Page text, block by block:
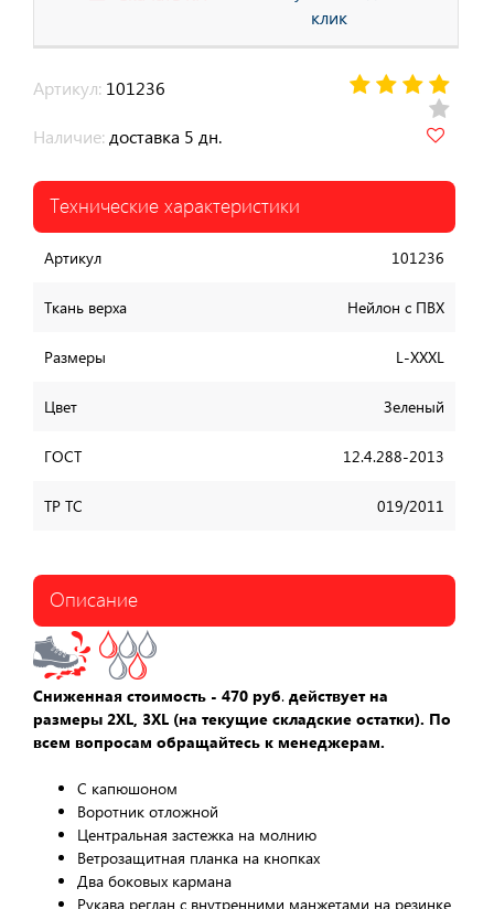
клик
Артикул: 101236
Наличие: доставка 5 дн.
Технические характеристики
Артикул 101236
Ткань верха Нейлон с ПВХ
Размеры L-XXXL
Цвет Зеленый
ГОСТ 12.4.288-2013
ТР ТС 019/2011
Описание
Сниженная стоимость - 470 руб. действует на
размеры 2XL, 3XL (на текущие складские остатки). По
всем вопросам обращайтесь к менеджерам.
С капюшоном
Воротник отложной
Центральная застежка на молнию
Ветрозащитная планка на кнопках
Два боковых кармана
Рукава реглан с внутренними манжетами на резинке